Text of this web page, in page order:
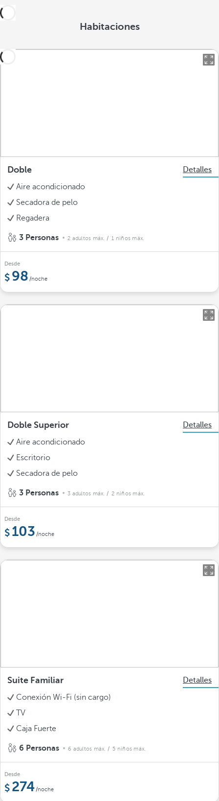
Habitaciones
Doble
Detalles
Aire acondicionado
Secadora de pelo
Regadera
3 Personas 2 adultos máx. / 1 niños máx.
Desde
98 /noche
Doble Superior
Detalles
Aire acondicionado
Escritorio
Secadora de pelo
3 Personas 3 adultos máx. / 2 niños máx.
Desde
103 /noche
Suite Familiar
Detalles
Conexión Wi-Fi (sin cargo)
TV
Caja Fuerte
6 Personas 6 adultos máx. / 5 niños máx.
Desde
274/noche